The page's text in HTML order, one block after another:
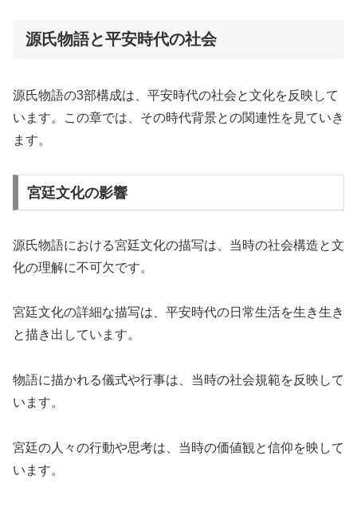
源氏物語と平安時代の社会
源氏物語の3部構成は、平安時代の社会と文化を反映して
います。この章では、その時代背景との関連性を見ていき
ます。
宮廷文化の影響
源氏物語における宮廷文化の描写は、当時の社会構造と文
化の理解に不可欠です。
宮廷文化の詳細な描写は、平安時代の日常生活を生き生き
と描き出しています。
物語に描かれる儀式や行事は、当時の社会規範を反映して
います。
宮廷の人々の行動や思考は、当時の価値観と信仰を映して
います。